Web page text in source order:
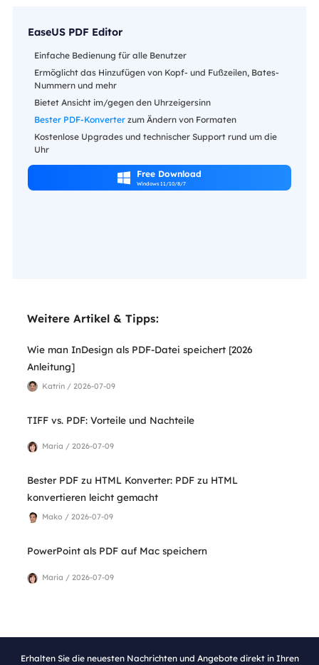
EaseUS PDF Editor
Einfache Bedienung für alle Benutzer
Ermöglicht das Hinzufügen von Kopf- und Fußzeilen, Bates-
Nummern und mehr
Bietet Ansicht im/gegen den Uhrzeigersinn
Bester PDF-Konverter zum Ändern von Formaten
Kostenlose Upgrades und technischer Support rund um die
Uhr
 Free Download
Windows 11/10/8/7
Weitere Artikel & Tipps:
Wie man InDesign als PDF-Datei speichert [2026
Anleitung]
Katrin / 2026-07-09
TIFF vs. PDF: Vorteile und Nachteile
Maria / 2026-07-09
Bester PDF zu HTML Konverter: PDF zu HTML
konvertieren leicht gemacht
Mako / 2026-07-09
PowerPoint als PDF auf Mac speichern
Maria / 2026-07-09
Erhalten Sie die neuesten Nachrichten und Angebote direkt in Ihren